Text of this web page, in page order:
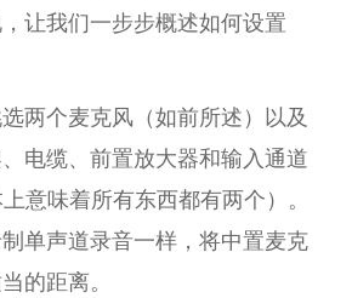
让我们一步步概述如何设置
两个麦克风（如前所述）以及
电缆、前置放大器和输入通道
意味着所有东西都有两个）。
单声道录音一样，将中置麦克
的距离。